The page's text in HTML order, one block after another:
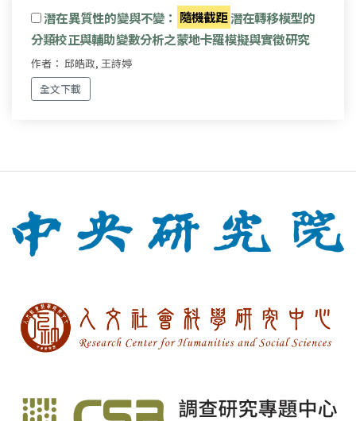
潛在異質性的變與不變： 隨機截距潛在轉移模型的
分類校正與輔助變數分析之蒙地卡羅模擬與實徵研究
作者： 邱皓政, 王詩婷
全文下載